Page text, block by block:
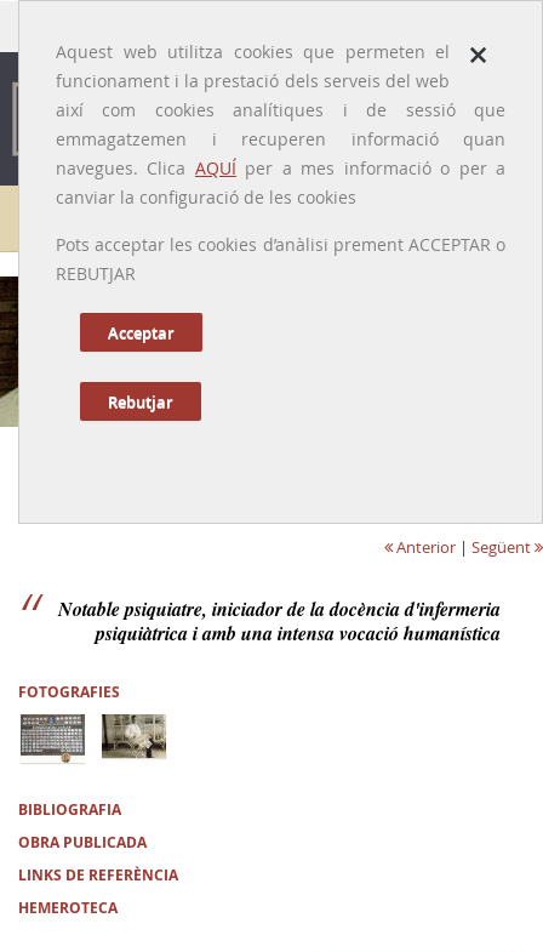
×
Aquest web utilitza cookies que permeten el
funcionament i la prestació dels serveis del web
així com cookies analítiques i de sessió que
emmagatzemen i recuperen informació quan
navegues. Clica AQUÍper a mes informació o per a
canviar la configuració de les cookies
Pots acceptar les cookies d’anàlisi prement ACCEPTAR o
REBUTJAR
Acceptar
Rebutjar
Galeria de metges
Anterior | Següent
Notable psiquiatre, iniciador de la docència d'infermeria
psiquiàtrica i amb una intensa vocació humanística
FOTOGRAFIES
BIBLIOGRAFIA
OBRA PUBLICADA
LINKS DE REFERÈNCIA
HEMEROTECA